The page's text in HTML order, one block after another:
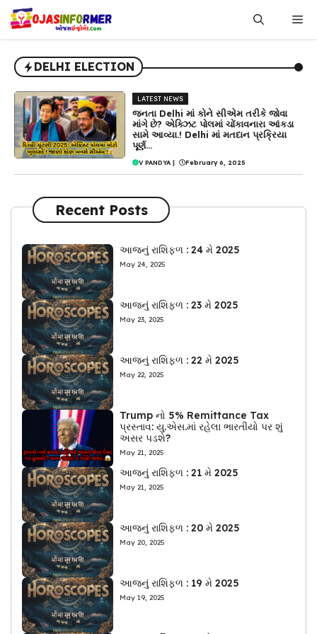
Skip
content
DELHI ELECTION
LATEST NEWS
જનતા Delhi માં કોને સીએમ તરીકે જોવા
માંગે છે? એક્ઝિટ પોલમાં ચોંકાવનારા આંકડા
સામે આવ્યા.! Delhi માં મતદાન પ્રક્રિયા
પૂર્ણ…
V PANDYA | February 6, 2025
Recent Posts
આજનું રાશિફળ : 24 મે 2025
May 24, 2025
આજનું રાશિફળ : 23 મે 2025
May 23, 2025
આજનું રાશિફળ : 22 મે 2025
May 22, 2025
Trump નો 5% Remittance Tax
પ્રસ્તાવ: યુ.એસ.માં રહેલા ભારતીયો પર શું
અસર પડશે?
May 21, 2025
આજનું રાશિફળ : 21 મે 2025
May 21, 2025
આજનું રાશિફળ : 20 મે 2025
May 20, 2025
આજનું રાશિફળ : 19 મે 2025
May 19, 2025